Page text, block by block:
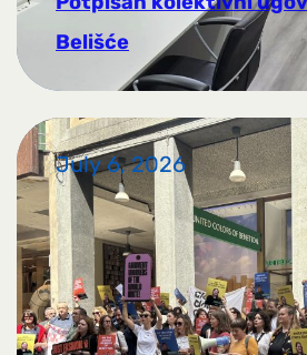
Belišće
July 6, 2026